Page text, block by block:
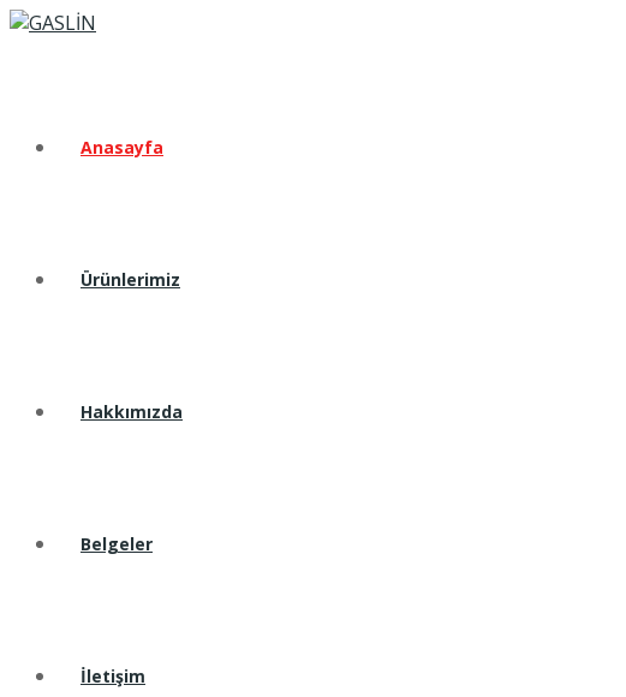
Anasayfa
Ürünlerimiz
Hakkımızda
Belgeler
İletişim